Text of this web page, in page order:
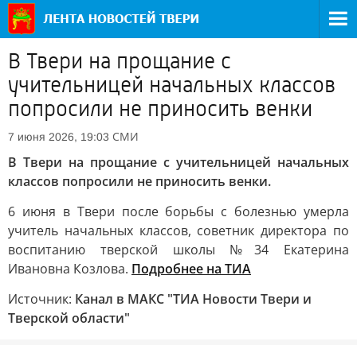
В Твери на прощание с
учительницей начальных классов
попросили не приносить венки
7 июня 2026, 19:03 СМИ
В Твери на прощание с учительницей начальных
классов попросили не приносить венки.
6 июня в Твери после борьбы с болезнью умерла
учитель начальных классов, советник директора по
воспитанию тверской школы №34 Екатерина
Ивановна Козлова. Подробнее на ТИА
Источник: Канал в МАКС "ТИА Новости Твери и
Тверской области"